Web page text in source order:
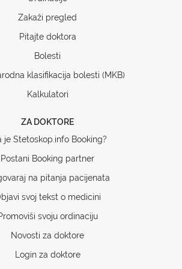
Zakaži pregled
Pitajte doktora
Bolesti
klasifikacija bolesti (MKB)
Kalkulatori
ZA DOKTORE
je Stetoskop.info Booking?
Postani Booking partner
na pitanja pacijenata
svoj tekst o medicini
svoju ordinaciju
Novosti za doktore
Login za doktore